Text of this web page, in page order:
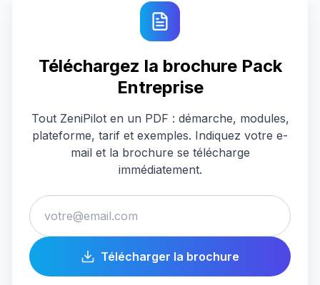
Téléchargez la brochure Pack
Entreprise
Tout ZeniPilot en un PDF : démarche, modules,
plateforme, tarif et exemples. Indiquez votre e-
mail et la brochure se télécharge
immédiatement.
votre@email.com
Télécharger la brochure